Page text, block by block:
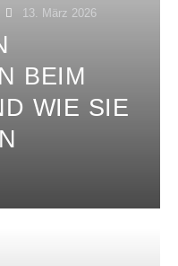
13. März 2026
H
WIE SIE S